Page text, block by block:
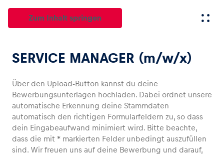
Zum Inhalt springen
Erlebnisse Seiten
News
Alle anzeigen
SERVICE MANAGER (m/w/x)
Über den Upload-Button kannst du deine
Bewerbungsunterlagen hochladen. Dabei ordnet unsere
automatische Erkennung deine Stammdaten
automatisch den richtigen Formularfeldern zu, so dass
dein Eingabeaufwand minimiert wird. Bitte beachte,
dass die mit * markierten Felder unbedingt auszufüllen
sind. Wir freuen uns auf deine Bewerbung und darauf,